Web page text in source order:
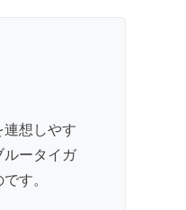
想しやす
ルータイガ
す。